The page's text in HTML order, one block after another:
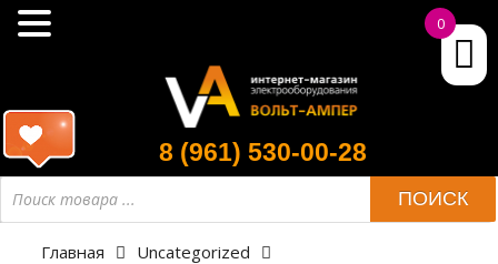
8 (961) 530-00-28
ПОИСК
Главная
Uncategorized
0